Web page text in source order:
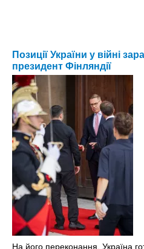
Позиції України у війні
президент Фінляндії
На його переконання, Україна